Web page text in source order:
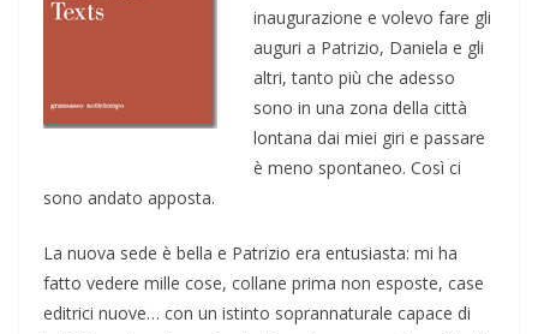
inaugurazione e volevo fare gli
auguri a Patrizio, Daniela e gli
altri, tanto più che adesso
sono in una zona della città
lontana dai miei giri e passare
è meno spontaneo. Così ci
sono andato apposta.
La nuova sede è bella e Patrizio era entusiasta: mi ha
fatto vedere mille cose, collane prima non esposte, case
editrici nuove… con un istinto soprannaturale capace di